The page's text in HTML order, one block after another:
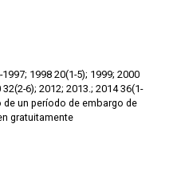
1998 20(1-5); 1999; 2000
6); 2012; 2013.; 2014 36(1-
de un período de embargo de
gratuitamente